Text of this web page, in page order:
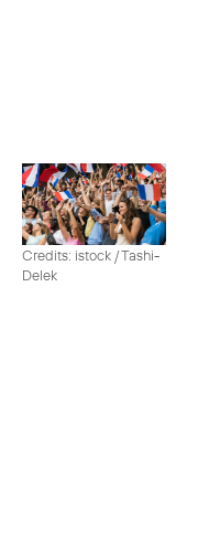
Credits: istock / Tashi-
Delek